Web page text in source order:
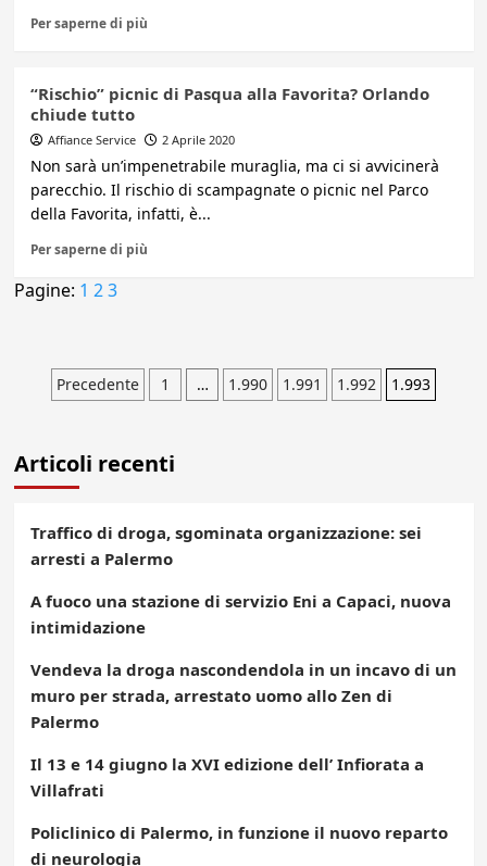
Per saperne di più
“Rischio” picnic di Pasqua alla Favorita? Orlando
chiude tutto
Affiance Service 2 Aprile 2020
Non sarà un’impenetrabile muraglia, ma ci si avvicinerà
parecchio. Il rischio di scampagnate o picnic nel Parco
della Favorita, infatti, è...
Per saperne di più
Pagine: 1 2 3
Paginazione
articoli
Precedente 1 … 1.990 1.991 1.992 1.993
Articoli recenti
Traffico di droga, sgominata organizzazione: sei
arresti a Palermo
A fuoco una stazione di servizio Eni a Capaci, nuova
intimidazione
Vendeva la droga nascondendola in un incavo di un
muro per strada, arrestato uomo allo Zen di
Palermo
Il 13 e 14 giugno la XVI edizione dell’ Infiorata a
Villafrati
Policlinico di Palermo, in funzione il nuovo reparto
di neurologia